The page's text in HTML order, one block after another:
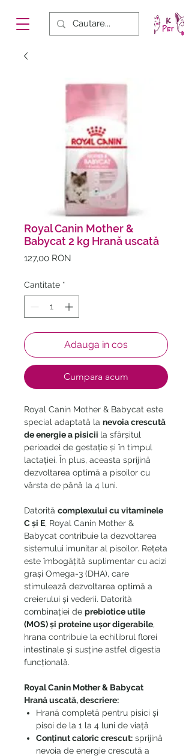
Royal Canin Mother &
Babycat 2 kg Hrană uscată
127,00 RON
Cantitate *
Adauga in cos
Cumpara acum
Royal Canin Mother & Babycat este
special adaptată la nevoia crescută
de energie a pisicii la sfârșitul
perioadei de gestație și în timpul
lactației. În plus, aceasta sprijină
dezvoltarea optimă a pisoilor cu
vârsta de până la 4 luni.
Datorită complexului cu vitaminele
C și E, Royal Canin Mother &
Babycat contribuie la dezvoltarea
sistemului imunitar al pisoilor. Rețeta
este îmbogățită suplimentar cu acizi
grași Omega-3 (DHA), care
stimulează dezvoltarea optimă a
creierului și vederii. Datorită
combinației de prebiotice utile
(MOS) și proteine ușor digerabile,
hrana contribuie la echilibrul florei
intestinale și susține astfel digestia
funcțională.
Royal Canin Mother & Babycat
Hrană uscată, descriere:
Hrană completă pentru pisici și
pisoi de la 1 la 4 luni de viață
Conținut caloric crescut: sprijină
nevoia de energie crescută a